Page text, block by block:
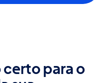
para o